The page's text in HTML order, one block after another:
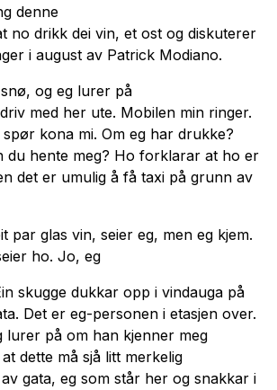
denne
no drikk dei vin, et ost og diskuterer
i august av Patrick Modiano.
og eg lurer på
med her ute. Mobilen min ringer.
kona mi. Om eg har drukke?
du hente meg? Ho forklarar at ho er
det er umulig å få taxi på grunn av
par glas vin, seier eg, men eg kjem.
ho. Jo, eg
skugge dukkar opp i vindauga på
Det er eg-personen i etasjen over.
lurer på om han kjenner meg
dette må sjå litt merkelig
gata, eg som står her og snakkar i